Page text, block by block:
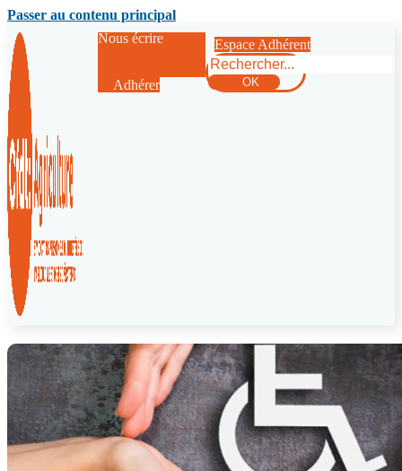
Passer au contenu principal
Nous écrire
Adhérer
Espace Adhérent
Rechercher
OK